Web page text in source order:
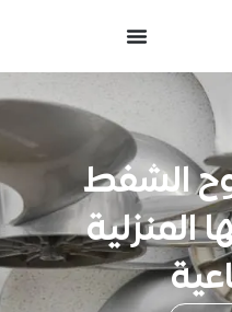
الشفط
المنزلية